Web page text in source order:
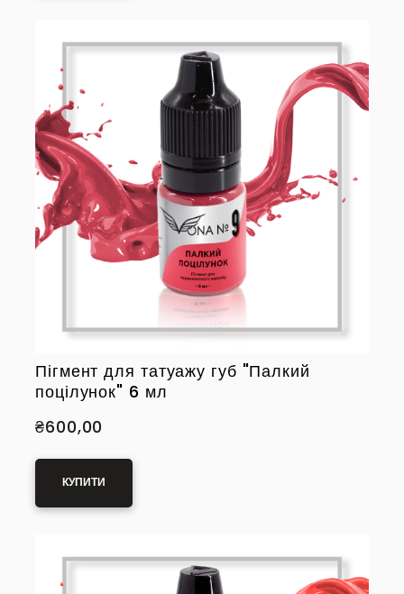
Пігмент для татуажу губ "Палкий
поцілунок" 6 мл
₴600,00
КУПИТИ